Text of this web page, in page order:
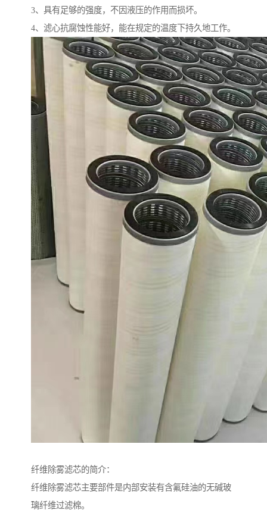
3、具有足够的强度，不因液压的作用而损坏。
4、滤心抗腐蚀性能好，能在规定的温度下持久地工作。
纤维除雾滤芯的简介：
纤维除雾滤芯主要部件是内部安装有含氟硅油的无碱玻
璃纤维过滤棉。